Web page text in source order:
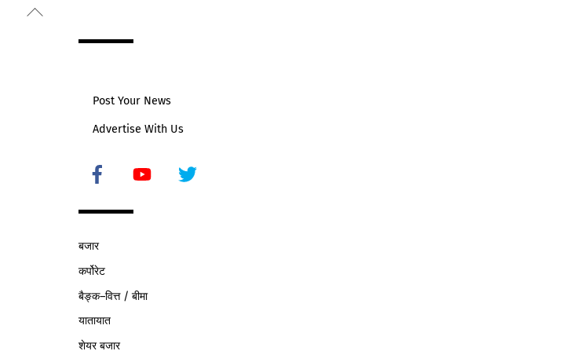
Back
Post Your News
Advertise With Us
Icon
बजार
कर्पोरेट
बैङ्क–वित्त / बीमा
यातायात
शेयर बजार